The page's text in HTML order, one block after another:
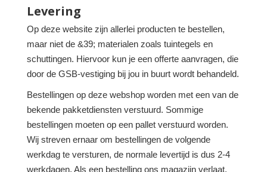
Levering
Op deze website zijn allerlei producten te bestellen,
maar niet de &39; materialen zoals tuintegels en
schuttingen. Hiervoor kun je een offerte aanvragen, die
door de GSB-vestiging bij jou in buurt wordt behandeld.
Bestellingen op deze webshop worden met een van de
bekende pakketdiensten verstuurd. Sommige
bestellingen moeten op een pallet verstuurd worden.
Wij streven ernaar om bestellingen de volgende
werkdag te versturen, de normale levertijd is dus 2-4
werkdagen. Als een bestelling ons magazijn verlaat,